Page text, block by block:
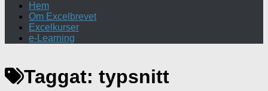
Hem
Om Excelbrevet
Excelkurser
e-Learning
Taggat: typsnitt